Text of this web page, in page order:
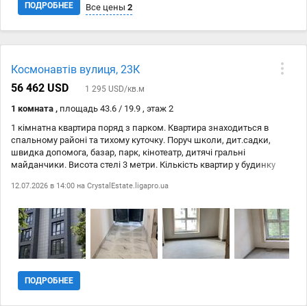
ПОДРОБНЕЕ Все цены 2
18.05 bestt.in.ua
Космонавтів вулиця, 23К
56 462 USD
1 295 USD/кв.м
1 комната , площадь 43.6 / 19.9 , этаж 2
1 кімнатна квартира поряд з парком. Квартира знаходиться в
спальному районі та тихому куточку. Поруч школи, дит.садки,
швидка допомога, базар, парк, кінотеатр, дитячі гральні
майданчики. Висота стелі 3 метри. Кількість квартир у будинку
Територія, Що охороняється. Дитячий майданчик на території
скління. ID-212-969-348
12.07.2026 в 14:00 на CrystalEstate.ligapro.ua
ПОДРОБНЕЕ